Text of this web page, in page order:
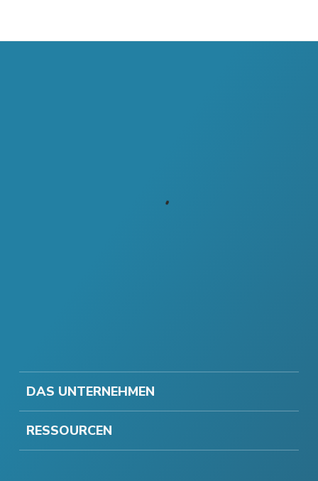
DAS UNTERNEHMEN
RESSOURCEN